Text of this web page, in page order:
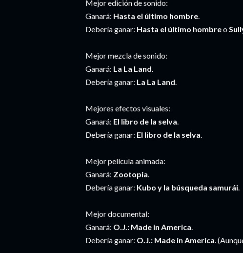
Mejor edición de sonido:
Ganará: Hasta el último hombre.
Debería ganar: Hasta el último hombreo
Mejor mezcla de sonido:
Ganará: La La Land.
Debería ganar: La La Land.
Mejores efectos visuales:
Ganará: El libro de la selva.
Debería ganar: El libro de la selva.
Mejor película animada:
Ganará: Zootopia.
Debería ganar: Kubo y la búsqueda samurái.
Mejor documental:
Ganará: O.J.: Made in America.
Debería ganar: O.J.: Made in America.